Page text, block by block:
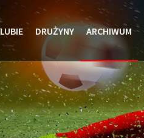
DRUŻYNY ARCHIWUM